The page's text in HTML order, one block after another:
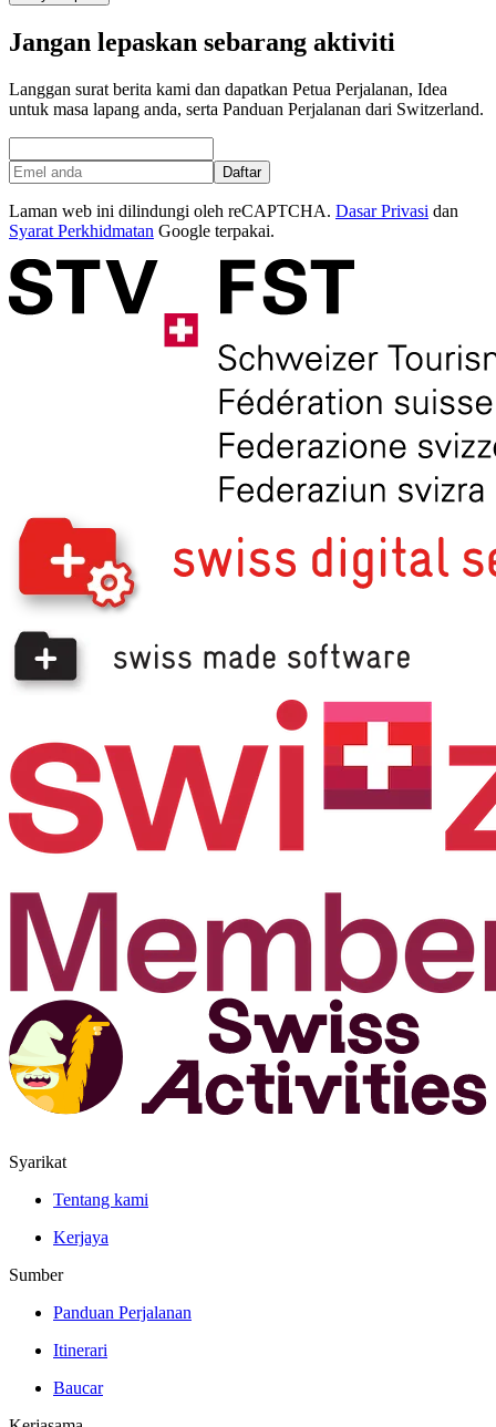
Jangan lepaskan sebarang aktiviti
Langgan surat berita kami dan dapatkan Petua Perjalanan, Idea
untuk masa lapang anda, serta Panduan Perjalanan dari Switzerland.
Daftar
Laman web ini dilindungi oleh reCAPTCHA. Dasar Privasi dan
Syarat Perkhidmatan Google terpakai.
Syarikat
Tentang kami
Kerjaya
Sumber
Panduan Perjalanan
Itinerari
Baucar